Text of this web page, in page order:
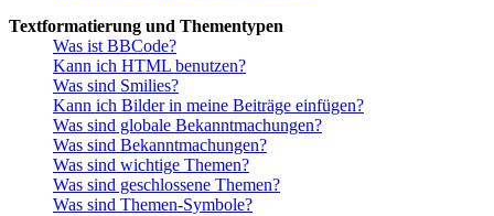
Textformatierung und Thementypen
Was ist BBCode?
Kann ich HTML benutzen?
Was sind Smilies?
Kann ich Bilder in meine Beiträge einfügen?
Was sind globale Bekanntmachungen?
Was sind Bekanntmachungen?
Was sind wichtige Themen?
Was sind geschlossene Themen?
Was sind Themen-Symbole?